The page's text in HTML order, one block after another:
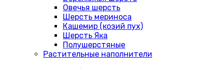
Овечья шерсть
Шерсть мериноса
Кашемир (козий пух)
Шерсть Яка
Полушерстяные
Растительные наполнители